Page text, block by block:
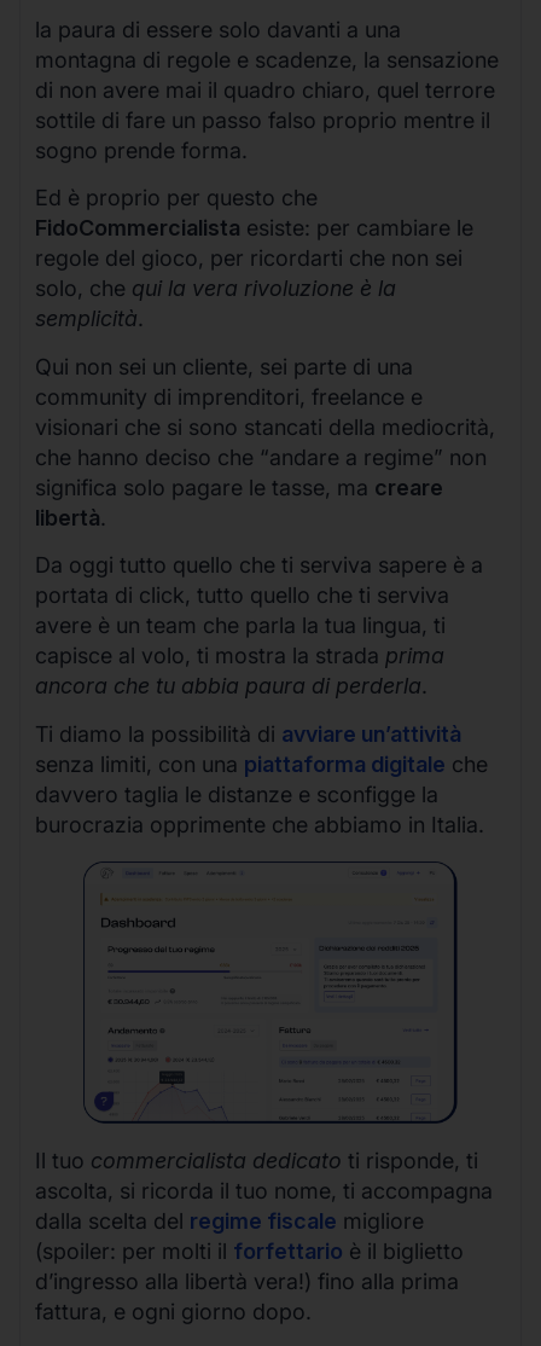
la paura di essere solo davanti a una
montagna di regole e scadenze, la sensazione
di non avere mai il quadro chiaro, quel terrore
sottile di fare un passo falso proprio mentre il
sogno prende forma.
Ed è proprio per questo che
FidoCommercialista esiste: per cambiare le
regole del gioco, per ricordarti che non sei
solo, che qui la vera rivoluzione è la
semplicità.
Qui non sei un cliente, sei parte di una
community di imprenditori, freelance e
visionari che si sono stancati della mediocrità,
che hanno deciso che “andare a regime” non
significa solo pagare le tasse, ma creare
libertà.
Da oggi tutto quello che ti serviva sapere è a
portata di click, tutto quello che ti serviva
avere è un team che parla la tua lingua, ti
capisce al volo, ti mostra la strada prima
ancora che tu abbia paura di perderla.
Ti diamo la possibilità di avviare un’attività
senza limiti, con una piattaforma digitale che
davvero taglia le distanze e sconfigge la
burocrazia opprimente che abbiamo in Italia.
Il tuo commercialista dedicato ti risponde, ti
ascolta, si ricorda il tuo nome, ti accompagna
dalla scelta del regime fiscale migliore
(spoiler: per molti il forfettario è il biglietto
d’ingresso alla libertà vera!) fino alla prima
fattura, e ogni giorno dopo.